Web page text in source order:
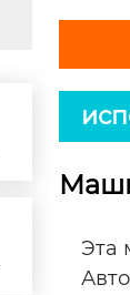
Эта